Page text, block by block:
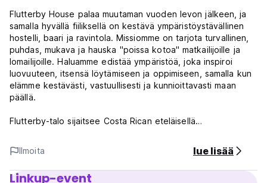
Flutterby House palaa muutaman vuoden levon jälkeen, ja
samalla hyvällä fiiliksellä on kestävä ympäristöystävällinen
hostelli, baari ja ravintola. Missiomme on tarjota turvallinen,
puhdas, mukava ja hauska "poissa kotoa" matkailijoille ja
lomailijoille. Haluamme edistää ympäristöä, joka inspiroi
luovuuteen, itsensä löytämiseen ja oppimiseen, samalla kun
elämme kestävästi, vastuullisesti ja kunnioittavasti maan
päällä.
Flutterby-talo sijaitsee Costa Rican eteläisellä
on kuuluisan Marino Ballenan kansallispuiston ja lukuisten
luonnonnähtävyyksien vieressä.
Flutterby house on kaunis ekologinen puiden ympäröimä
Ilmoita lue lisää
Linkup-event